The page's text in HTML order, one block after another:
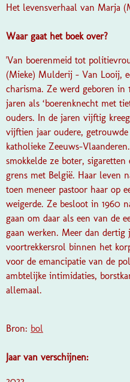
Het levensverhaal van Marja
Waar gaat het boek over?
'Van boerenmeid tot
(Mieke) Mulderij – Van Looij,
charisma. Ze werd geboren in
jaren als ‘boerenknecht met
ouders. In de jaren vijftig
vijftien jaar oudere,
katholieke Zeeuws-
smokkelde ze boter,
grens met België. Haar leven
toen meneer pastoor haar op
weigerde. Ze besloot in 1960
gaan om daar als een van de
gaan werken. Meer dan
voortrekkersrol binnen het
voor de emancipatie van de
ambtelijke intimidaties,
allemaal.
Bron: bol
Jaar van verschijnen: